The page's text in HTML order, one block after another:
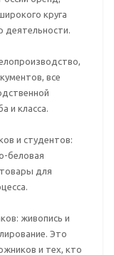
круга
деятельности.
все
и класса.
и студентов:
беловая
для
живопись и
Это
и тех, кто